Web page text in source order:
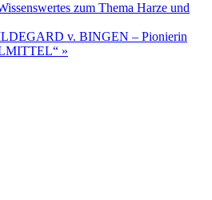
zum Thema Harze und
v. BINGEN – Pionierin
»